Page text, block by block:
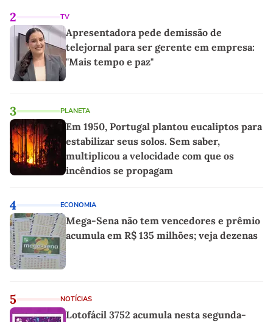
2 TV
Apresentadora pede demissão de
telejornal para ser gerente em empresa:
"Mais tempo e paz"
3 PLANETA
Em 1950, Portugal plantou eucaliptos para
estabilizar seus solos. Sem saber,
multiplicou a velocidade com que os
incêndios se propagam
4 ECONOMIA
Mega-Sena não tem vencedores e prêmio
acumula em R$ 135 milhões; veja dezenas
5 NOTÍCIAS
Lotofácil 3752 acumula nesta segunda-